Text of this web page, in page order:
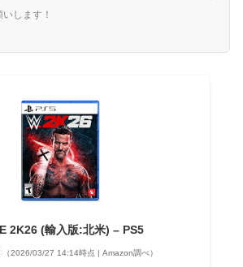
します！
2K26 (輸入版:北米) – PS5
（2026/03/27 14:14時点 | Amazon調べ）